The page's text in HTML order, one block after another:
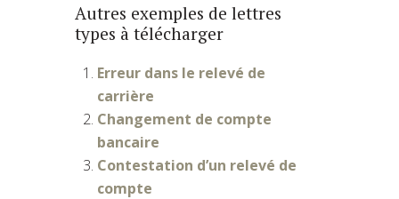
Autres exemples de lettres
types à télécharger
Erreur dans le relevé de
carrière
Changement de compte
bancaire
Contestation d’un relevé de
compte